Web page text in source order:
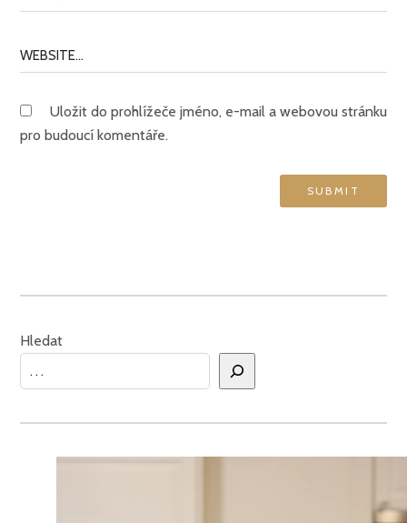
Uložit do prohlížeče jméno, e-mail a webovou stránku
pro budoucí komentáře.
Hledat